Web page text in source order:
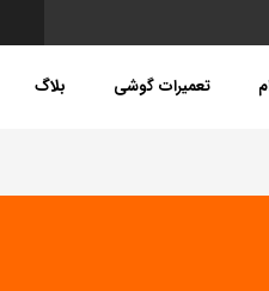
تعمیرات گوشی بلاگ